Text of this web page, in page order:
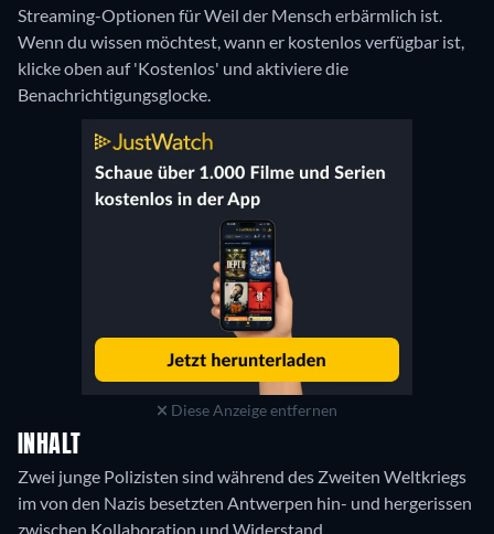
Streaming-Optionen für Weil der Mensch erbärmlich ist.
Wenn du wissen möchtest, wann er kostenlos verfügbar ist,
klicke oben auf 'Kostenlos' und aktiviere die
Benachrichtigungsglocke.
Diese Anzeige entfernen
INHALT
Zwei junge Polizisten sind während des Zweiten Weltkriegs
im von den Nazis besetzten Antwerpen hin- und hergerissen
zwischen Kollaboration und Widerstand.